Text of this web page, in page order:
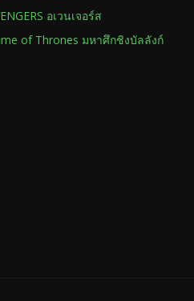
อเวนเจอร์ส
of Thrones มหาศึกชิงบัลลังก์